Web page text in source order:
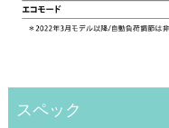
スペック